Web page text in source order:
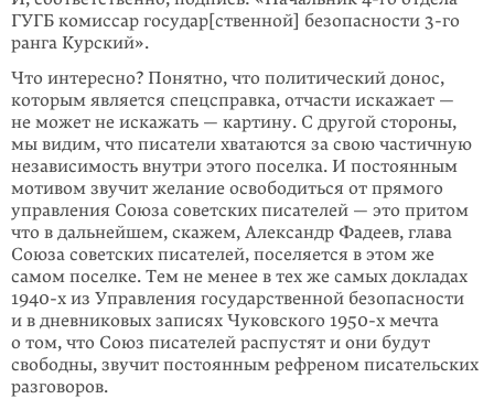
ГУГБ комиссар государ[ственной] безопасности 3-го
ранга Курский».
Что интересно? Понятно, что политический донос,
которым является спец­справка, отчасти искажает —
не может не искажать — картину. С другой стороны,
мы видим, что писатели хватаются за свою частичную
независимость внутри этого поселка. И постоянным
мотивом звучит желание освободиться от прямого
управления Союза советских писателей — это притом
что в даль­нейшем, скажем, Александр Фадеев, глава
Союза советских писателей, посе­ляется в этом же
самом поселке. Тем не менее в тех же самых докладах
1940-х из Управления государственной безопасности
и в дневниковых записях Чуков­ского 1950-х мечта
о том, что Союз писателей распустят и они будут
свободны, звучит постоянным рефреном писательских
разговоров.